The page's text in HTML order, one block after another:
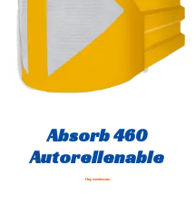
Absorb 460
Autorellenable
Hay existencias